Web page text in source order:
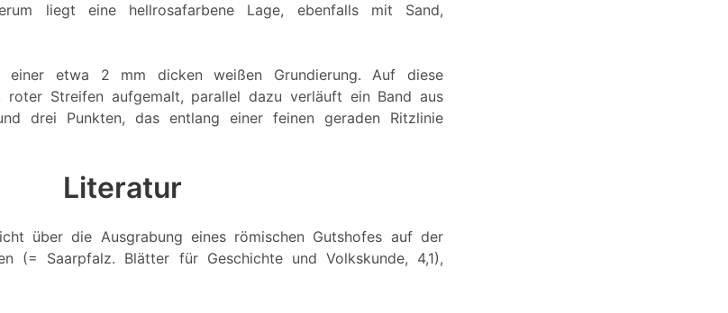
liegt eine hellrosafarbene Lage, ebenfalls mit Sand,
einer etwa 2 mm dicken weißen Grundierung. Auf diese
roter Streifen aufgemalt, parallel dazu verläuft ein Band aus
drei Punkten, das entlang einer feinen geraden Ritzlinie
Literatur
über die Ausgrabung eines römischen Gutshofes auf der
(= Saarpfalz. Blätter für Geschichte und Volkskunde, 4,1),